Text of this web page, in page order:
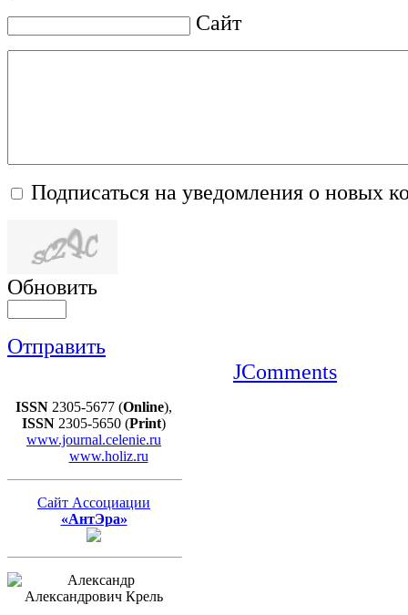
Сайт
Подписаться на уведомления о новых
Обновить
Отправить
JComments
ISSN 2305-5677 (Online),
ISSN 2305-5650 (Print)
www.journal.celenie.ru
www.holiz.ru
Сайт Ассоциации
«АнтЭра»